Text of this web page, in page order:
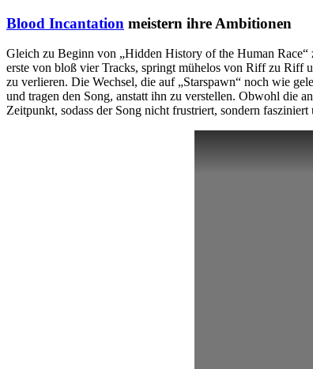
Blood Incantation meistern ihre Ambitionen
Gleich zu Beginn von „Hidden History of the Human Race“
erste von bloß vier Tracks, springt mühelos von Riff zu Riff
zu verlieren. Die Wechsel, die auf „Starspawn“ noch wie
und tragen den Song, anstatt ihn zu verstellen. Obwohl die
Zeitpunkt, sodass der Song nicht frustriert, sondern